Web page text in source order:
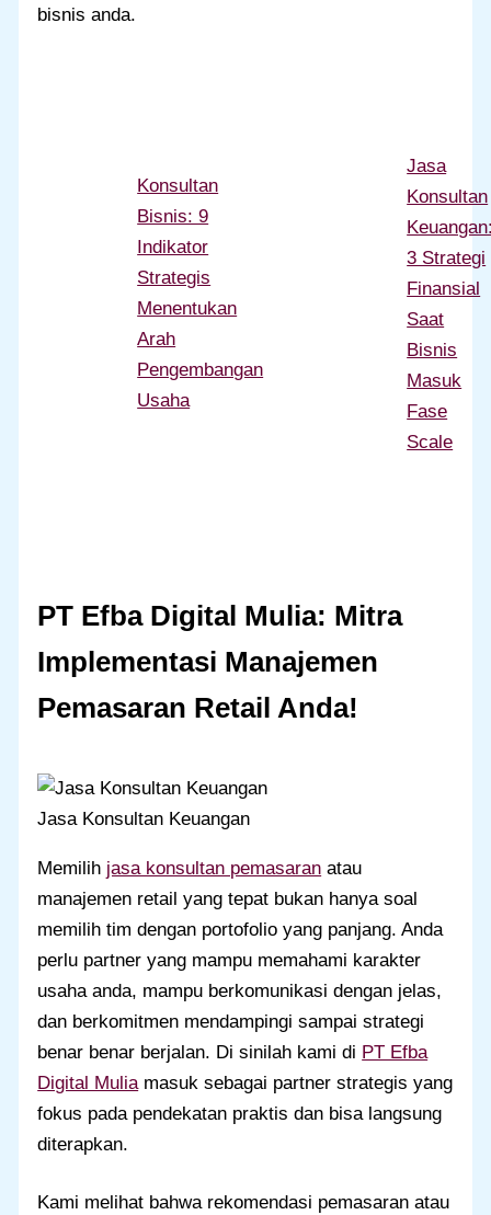
bisnis anda.
Konsultan
Bisnis: 9
Indikator
Strategis
Menentukan
Arah
Pengembangan
Usaha
Jasa
Konsultan
3 Strategi
Finansial
Saat
Bisnis
Masuk
Fase
Scale
PT Efba Digital Mulia: Mitra
Implementasi Manajemen
Pemasaran Retail Anda!
Jasa Konsultan Keuangan
Memilih jasa konsultan pemasaran atau
manajemen retail yang tepat bukan hanya soal
memilih tim dengan portofolio yang panjang. Anda
perlu partner yang mampu memahami karakter
usaha anda, mampu berkomunikasi dengan jelas,
dan berkomitmen mendampingi sampai strategi
benar benar berjalan. Di sinilah kami di PT Efba
Digital Mulia masuk sebagai partner strategis yang
fokus pada pendekatan praktis dan bisa langsung
diterapkan.
Kami melihat bahwa rekomendasi pemasaran atau